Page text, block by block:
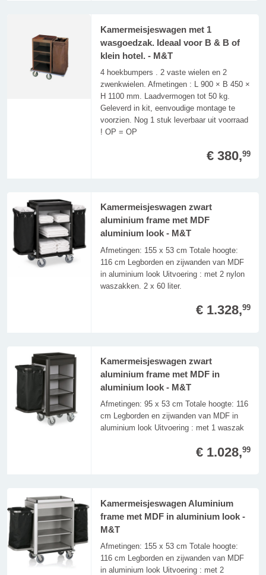
Kamermeisjeswagen met 1
wasgoedzak. Ideaal voor B & B of
klein hotel. - M&T
4 hoekbumpers . 2 vaste wielen en 2
zwenkwielen. Afmetingen : L 900 × B 450 ×
H 1100 mm. Laadvermogen tot 50 kg.
Geleverd in kit, eenvoudige montage te
voorzien. Nog 1 stuk leverbaar uit voorraad
! OP = OP
€ 380,99
Kamermeisjeswagen zwart
aluminium frame met MDF
aluminium look - M&T
Afmetingen: 155 x 53 cm Totale hoogte:
116 cm Legborden en zijwanden van MDF
in aluminium look Uitvoering : met 2 nylon
waszakken. 2 x 60 liter.
€ 1.328,99
Kamermeisjeswagen zwart
aluminium frame met MDF in
aluminium look - M&T
Afmetingen: 95 x 53 cm Totale hoogte: 116
cm Legborden en zijwanden van MDF in
aluminium look Uitvoering : met 1 waszak
€ 1.028,99
Kamermeisjeswagen Aluminium
frame met MDF in aluminium look -
M&T
Afmetingen: 155 x 53 cm Totale hoogte:
116 cm Legborden en zijwanden van MDF
in aluminium look Uitvoering : met 2